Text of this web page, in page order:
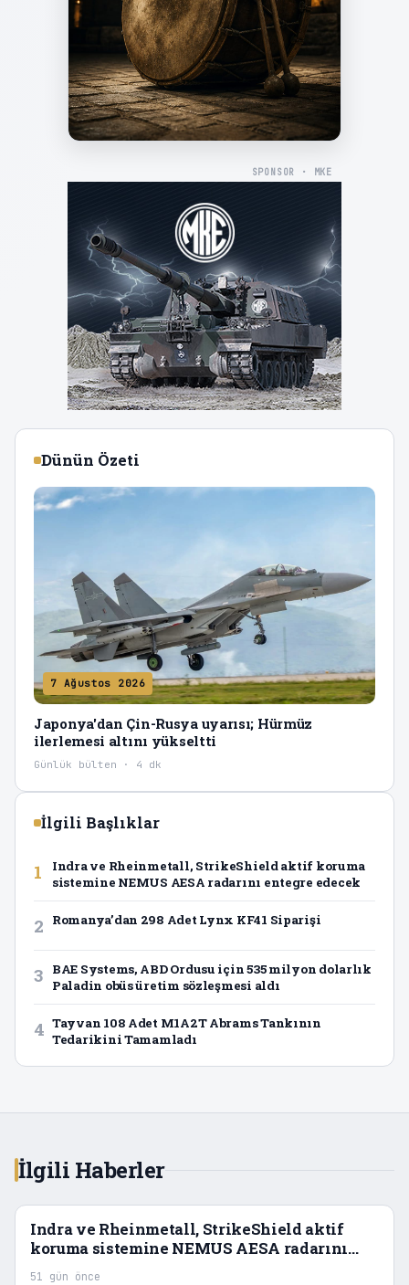
SPONSOR · MKE
Dünün Özeti
7 Ağustos 2026
Japonya'dan Çin-Rusya uyarısı; Hürmüz
ilerlemesi altını yükseltti
Günlük bülten · 4 dk
İlgili Başlıklar
1
Indra ve Rheinmetall, StrikeShield aktif koruma
sistemine NEMUS AESA radarını entegre edecek
2 Romanya’dan 298 Adet Lynx KF41 Siparişi
3
BAE Systems, ABD Ordusu için 535 milyon dolarlık
Paladin obüs üretim sözleşmesi aldı
4 Tayvan 108 Adet M1A2T Abrams Tankının
Tedarikini Tamamladı
İlgili Haberler
Indra ve Rheinmetall, StrikeShield aktif
koruma sistemine NEMUS AESA radarını
entegre edecek
51 gün önce